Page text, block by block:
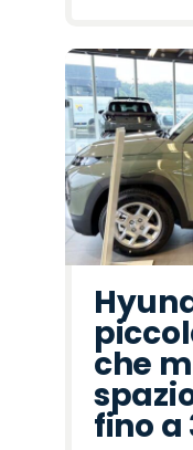
che
fino a